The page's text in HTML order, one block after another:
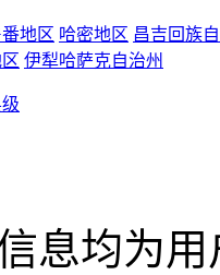
地区 哈密地区 昌吉回族
伊犁哈萨克自治州
息均为